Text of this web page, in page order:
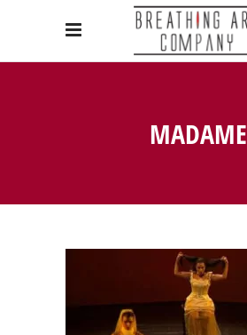
MADAME